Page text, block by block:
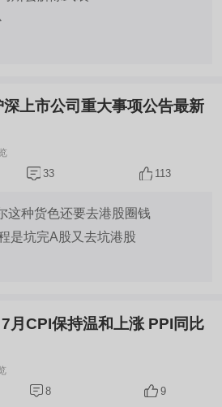
33 113
这种货色还要去港股圈钱
是坑完A股又去坑港股
8 9